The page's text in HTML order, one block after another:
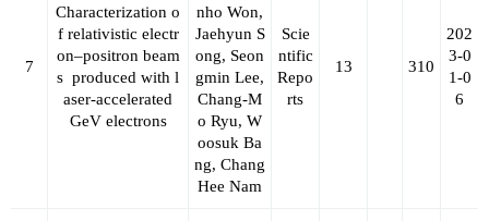
7
Characterization o
f relativistic electr
on–positron beam
s produced with l
aser‑accelerated
GeV electrons
nho Won,
Jaehyun S
ong, Seon
gmin Lee,
Chang‑M
o Ryu, W
oosuk Ba
ng, Chang
Hee Nam
Scie
ntific
Repo
rts
13 310
202
3-0
1-0
6